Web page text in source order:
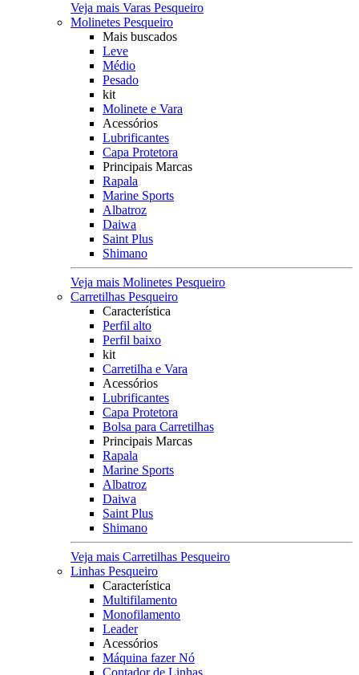
Veja mais Varas Pesqueiro
Molinetes Pesqueiro
Mais buscados
Leve
Médio
Pesado
kit
Molinete e Vara
Acessórios
Lubrificantes
Capa Protetora
Principais Marcas
Rapala
Marine Sports
Albatroz
Daiwa
Saint Plus
Shimano
Veja mais Molinetes Pesqueiro
Carretilhas Pesqueiro
Característica
Perfil alto
Perfil baixo
kit
Carretilha e Vara
Acessórios
Lubrificantes
Capa Protetora
Bolsa para Carretilhas
Principais Marcas
Rapala
Marine Sports
Albatroz
Daiwa
Saint Plus
Shimano
Veja mais Carretilhas Pesqueiro
Linhas Pesqueiro
Característica
Multifilamento
Monofilamento
Leader
Acessórios
Máquina fazer Nó
Contador de Linhas